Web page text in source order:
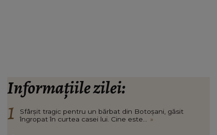
Informațiile zilei:
Sfârșit tragic pentru un bărbat din Botoșani, găsit
îngropat în curtea casei lui. Cine este...
»